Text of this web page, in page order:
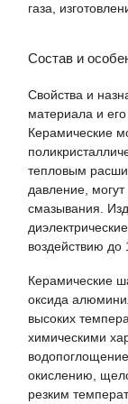
газа,
Состав и
Свойства и
материала и его
Керамические
тепловым
давление,
смазывания.
воздействию до
Керамические
оксида
высоких
химическими
окислению,
резким